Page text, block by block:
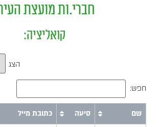
חברי.ות מועצת
קואליציה:
הצג
חפש:
שם סיעה כתובת מייל